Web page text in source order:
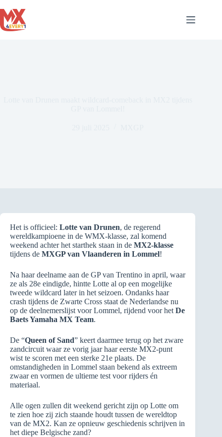
naar
de
inhoud
Het is officieel: Lotte van Drunen, de regerend
wereldkampioene in de WMX-klasse, zal komend
weekend achter het starthek staan in de MX2-klasse
tijdens de MXGP van Vlaanderen in Lommel!
Na haar deelname aan de GP van Trentino in april, waar
ze als 28e eindigde, hintte Lotte al op een mogelijke
tweede wildcard later in het seizoen. Ondanks haar
crash tijdens de Zwarte Cross staat de Nederlandse nu
op de deelnemerslijst voor Lommel, rijdend voor het De
Baets Yamaha MX Team.
De “Queen of Sand” keert daarmee terug op het zware
zandcircuit waar ze vorig jaar haar eerste MX2-punt
wist te scoren met een sterke 21e plaats. De
omstandigheden in Lommel staan bekend als extreem
zwaar en vormen de ultieme test voor rijders én
materiaal.
Alle ogen zullen dit weekend gericht zijn op Lotte om
te zien hoe zij zich staande houdt tussen de wereldtop
van de MX2. Kan ze opnieuw geschiedenis schrijven in
het diepe Belgische zand?